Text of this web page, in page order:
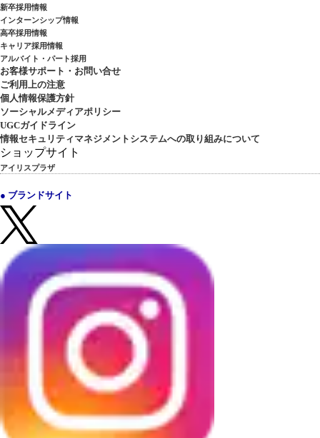
新卒採用情報
インターンシップ情報
高卒採用情報
キャリア採用情報
アルバイト・パート採用
お客様サポート・お問い合せ
ご利用上の注意
個人情報保護方針
ソーシャルメディアポリシー
UGCガイドライン
情報セキュリティマネジメントシステムへの取り組みについて
ショップサイト
アイリスプラザ
● ブランドサイト